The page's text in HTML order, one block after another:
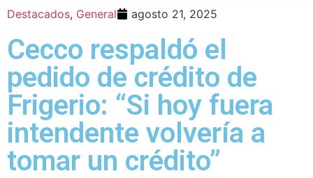
Destacados, General agosto 21, 2025
Cecco respaldó el
pedido de crédito de
Frigerio: “Si hoy fuera
intendente volvería a
tomar un crédito”